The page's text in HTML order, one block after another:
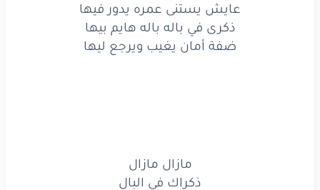
مازالمازال
ذكراكفي البال
الأيام طوال
عايش يستنى عمره يدور فيها
ذكرى في باله باله هايم بيها
ضفة أمان يغيب ويرجع ليها
مازال مازال
ذكراك في البال